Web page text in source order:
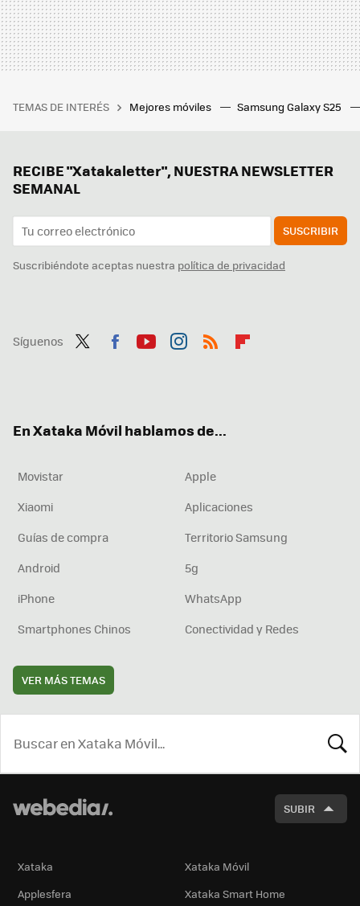
TEMAS DE INTERÉS Mejores móviles Samsung Galaxy S25
RECIBE "Xatakaletter", NUESTRA NEWSLETTER
SEMANAL
SUSCRIBIR
Suscribiéndote aceptas nuestra política de privacidad
Síguenos
En Xataka Móvil hablamos de...
Movistar
Apple
Xiaomi
Aplicaciones
Guías de compra
Territorio Samsung
Android
5g
iPhone
WhatsApp
Smartphones Chinos
Conectividad y Redes
VER MÁS TEMAS
SUBIR
Xataka
Xataka Móvil
Applesfera
Xataka Smart Home